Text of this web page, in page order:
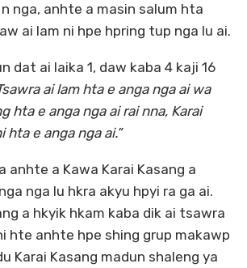
nga, anhte a masin salum hta
ai lam ni hpe hpring tup nga lu ai.
dat ai laika 1, daw kaba 4 kaji 16
sawra ai lam hta e anga nga ai wa
hta e anga nga ai rai nna, Karai
hta e anga nga ai.”
anhte a Kawa Karai Kasang a
nga lu hkra akyu hpyi ra ga ai.
a hkyik hkam kaba dik ai tsawra
hte anhte hpe shing grup makawp
Karai Kasang madun shaleng ya